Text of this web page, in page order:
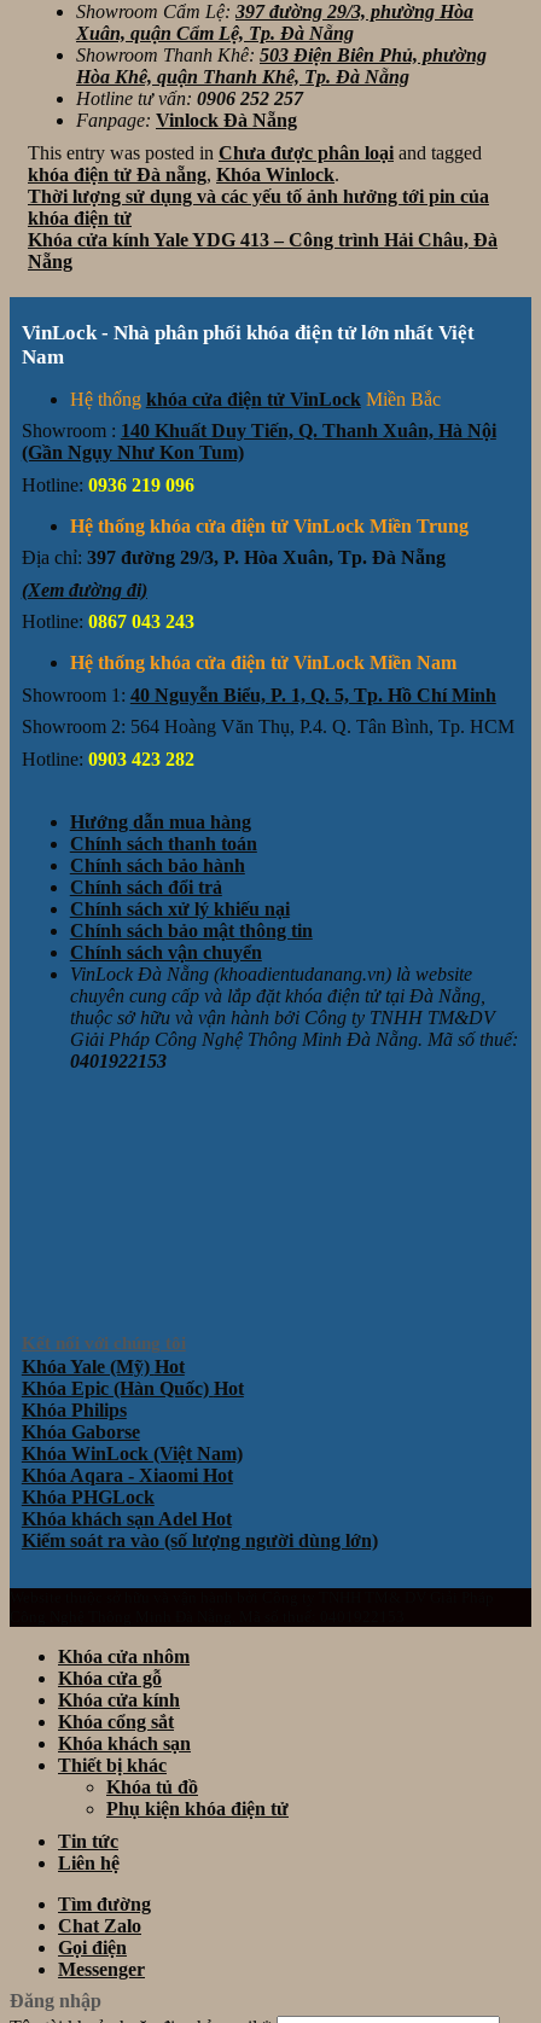
Showroom Cẩm Lệ: 397 đường 29/3, phường Hòa
Xuân, quận Cẩm Lệ, Tp. Đà Nẵng
Showroom Thanh Khê: 503 Điện Biên Phủ, phường
Hòa Khê, quận Thanh Khê, Tp. Đà Nẵng
Hotline tư vấn: 0906 252 257
Fanpage: Vinlock Đà Nẵng
This entry was posted in Chưa được phân loại and tagged
khóa điện tử Đà nẵng, Khóa Winlock.
Thời lượng sử dụng và các yếu tố ảnh hưởng tới pin của
khóa điện tử
Khóa cửa kính Yale YDG 413 – Công trình Hải Châu, Đà
Nẵng
VinLock - Nhà phân phối khóa điện tử lớn nhất Việt
Nam
Hệ thống khóa cửa điện tử VinLock Miền Bắc
Showroom : 140 Khuất Duy Tiến, Q. Thanh Xuân, Hà Nội
(Gần Ngụy Như Kon Tum)
Hotline: 0936 219 096
Hệ thống khóa cửa điện tử VinLock Miền Trung
Địa chỉ: 397 đường 29/3, P. Hòa Xuân, Tp. Đà Nẵng
(Xem đường đi)
Hotline: 0867 043 243
Hệ thống khóa cửa điện tử VinLock Miền Nam
Showroom 1: 40 Nguyễn Biểu, P. 1, Q. 5, Tp. Hồ Chí Minh
Showroom 2: 564 Hoàng Văn Thụ, P.4. Q. Tân Bình, Tp. HCM
Hotline: 0903 423 282
Hướng dẫn mua hàng
Chính sách thanh toán
Chính sách bảo hành
Chính sách đổi trả
Chính sách xử lý khiếu nại
Chính sách bảo mật thông tin
Chính sách vận chuyển
VinLock Đà Nẵng (khoadientudanang.vn) là website
chuyên cung cấp và lắp đặt khóa điện tử tại Đà Nẵng,
thuộc sở hữu và vận hành bởi Công ty TNHH TM&DV
Giải Pháp Công Nghệ Thông Minh Đà Nẵng. Mã số thuế:
0401922153
Kết nối với chúng tôi
Khóa Yale (Mỹ)
Khóa Epic (Hàn Quốc)
Khóa Philips
Khóa Gaborse
Khóa WinLock (Việt Nam)
Khóa Aqara - Xiaomi
Khóa PHGLock
Khóa khách sạn Adel
Kiểm soát ra vào (số lượng người dùng lớn)
Khóa cửa nhôm
Khóa cửa gỗ
Khóa cửa kính
Khóa cổng sắt
Khóa khách sạn
Thiết bị khác
Khóa tủ đồ
Phụ kiện khóa điện tử
Tin tức
Liên hệ
Tìm đường
Chat Zalo
Gọi điện
Messenger
Đăng nhập